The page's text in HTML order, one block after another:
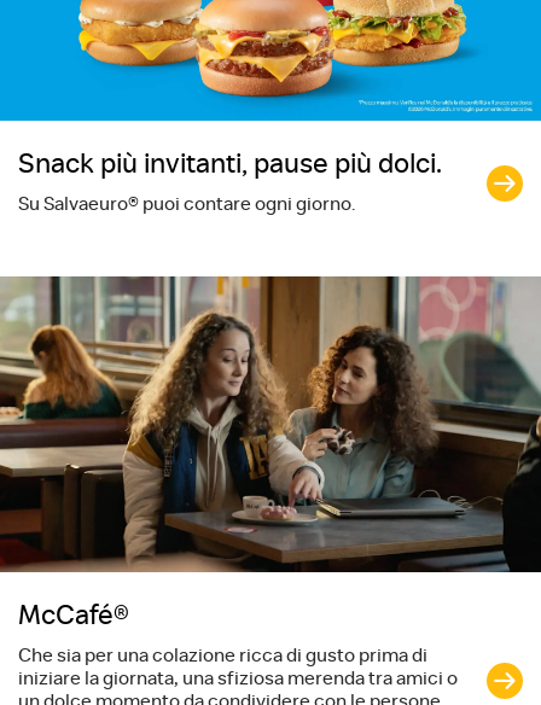
Snack più invitanti, pause più dolci.
Su Salvaeuro® puoi contare ogni giorno.
McCafé®
Che sia per una colazione ricca di gusto prima di
iniziare la giornata, una sfiziosa merenda tra amici o